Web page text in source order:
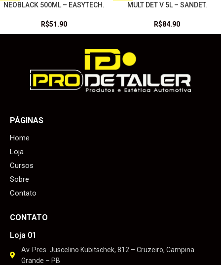
NEOBLACK 500ML – EASYTECH.
R$51.90
MULT DET V 5L – SANDET.
R$84.90
PÁGINAS
Home
Loja
Cursos
Sobre
Contato
CONTATO
Loja 01
Av. Pres. Juscelino Kubitschek, 812 – Cruzeiro, Campina
Grande – PB